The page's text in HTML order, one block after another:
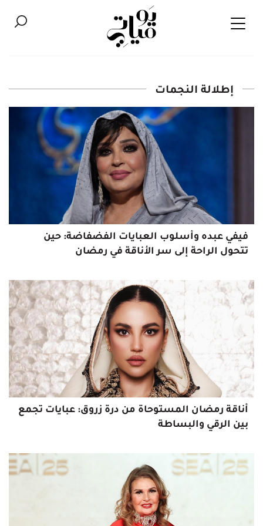
إطلالة النجمات
فيفي عبده وأسلوب العبايات الفضفاضة: حين
تتحول الراحة إلى سر الأناقة في رمضان
أناقة رمضان المستوحاة من درة زروق: عبايات تجمع
بين الرقي والبساطة